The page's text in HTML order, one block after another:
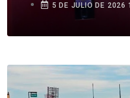
5 DE JULIO DE 2026